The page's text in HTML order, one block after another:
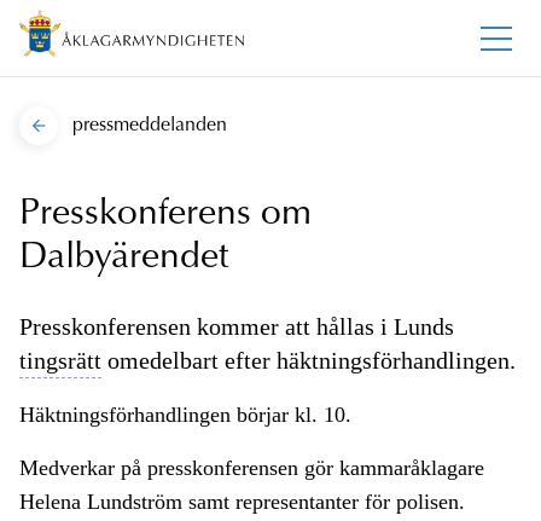
pressmeddelanden
Presskonferens om
Dalbyärendet
Presskonferensen kommer att hållas i Lunds
tingsrätt omedelbart efter häktningsförhandlingen.
Häktningsförhandlingen börjar kl. 10.
Medverkar på presskonferensen gör kammaråklagare
Helena Lundström samt representanter för polisen.